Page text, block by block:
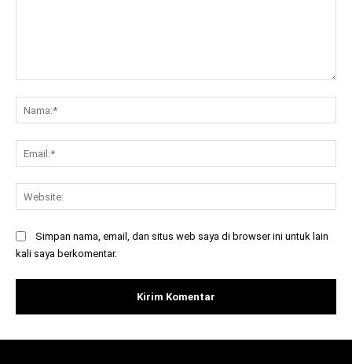
Simpan nama, email, dan situs web saya di browser ini untuk lain
kali saya berkomentar.